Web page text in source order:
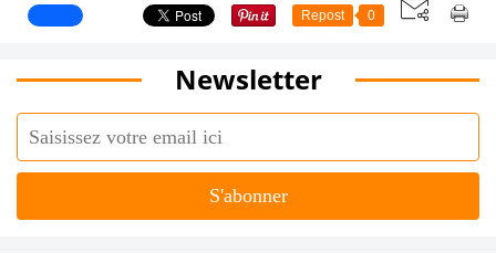
Repost 0
Newsletter